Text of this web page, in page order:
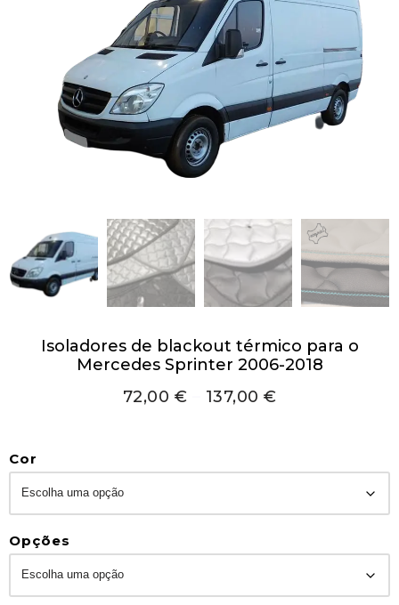
Isoladores de blackout térmico para o
Mercedes Sprinter 2006-2018
72,00 € 137,00 €
Cor
Opções